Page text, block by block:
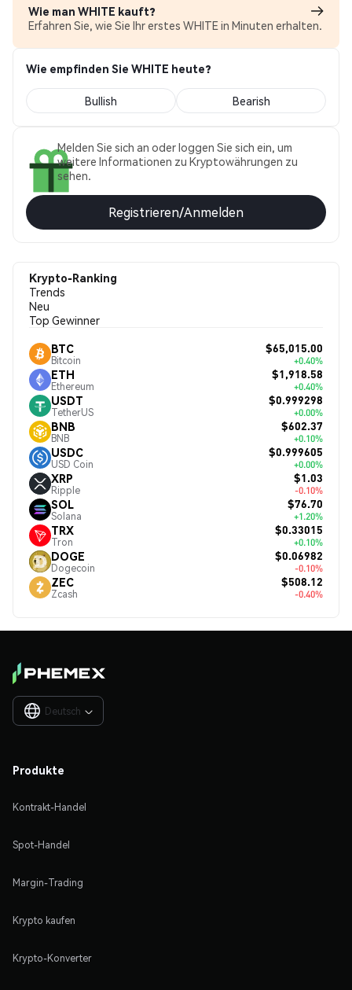
Wie man WHITE kauft?
Erfahren Sie, wie Sie Ihr erstes WHITE in Minuten erhalten.
Wie empfinden Sie WHITE heute?
Bullish Bearish
Melden Sie sich an oder loggen Sie sich ein, um
weitere Informationen zu Kryptowährungen zu
sehen.
Registrieren/Anmelden
Krypto-Ranking
Trends
Neu
Top Gewinner
BTC
Bitcoin
$65,015.00
+0.40%
ETH
Ethereum
$1,918.58
+0.40%
USDT
TetherUS
$0.999298
+0.00%
BNB
BNB
$602.37
+0.10%
USDC
USD Coin
$0.999605
+0.00%
XRP
Ripple
$1.03
-0.10%
SOL
Solana
$76.70
+1.20%
TRX
Tron
$0.33015
+0.10%
DOGE
Dogecoin
$0.06982
-0.10%
ZEC
Zcash
$508.12
-0.40%
Deutsch 
Produkte
Kontrakt-Handel
Spot-Handel
Margin-Trading
Krypto kaufen
Krypto-Konverter